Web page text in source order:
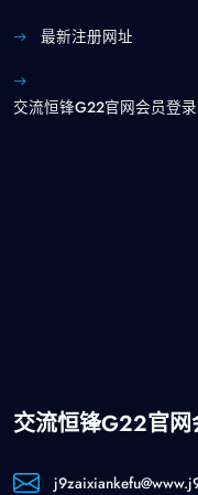
最新注册网址
交流恒锋g22官网会员登
交流恒锋g22官网